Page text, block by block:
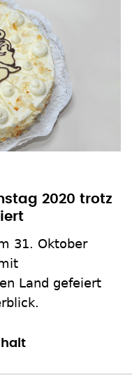
2020 trotz
31. Oktober
Land gefeiert
Aktuelle
7 Seite
8 Seite
9 Seite
10